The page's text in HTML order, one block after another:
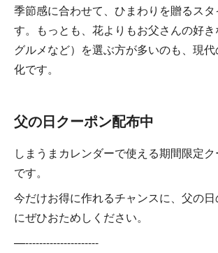
季節感に合わせて、ひまわりを贈るス
す。もっとも、花よりもお父さんの好
グルメなど）を選ぶ方が多いのも、現
化です。
父の日クーポン配布中
しまうまカレンダーで使える期間限定
です。
今だけお得に作れるチャンスに、父の
にぜひおためしください。
—---------------------